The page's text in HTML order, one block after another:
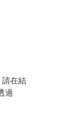
在結
過